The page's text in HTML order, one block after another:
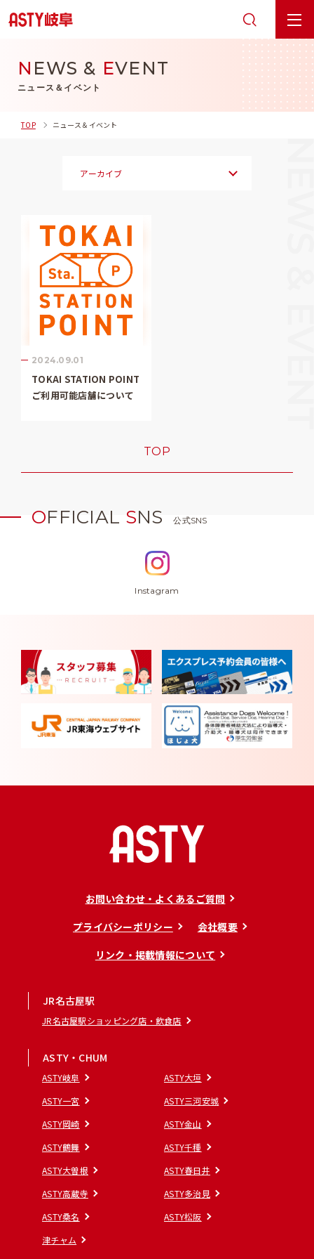
N EWS & EVENT
ニュース＆イベント
TOP ニュース＆イベント
アーカイブ
2024.09.01
TOKAI STATION POINT
ご利用可能店舗について
TOP
OFFICIAL SNS 公式SNS
Instagram
お問い合わせ・よくあるご質問
プライバシーポリシー
会社概要
リンク・掲載情報について
JR名古屋駅
JR名古屋駅ショッピング店・飲食店
ASTY・CHUM
ASTY岐阜
ASTY大垣
ASTY一宮
ASTY三河安城
ASTY岡崎
ASTY金山
ASTY鶴舞
ASTY千種
ASTY大曽根
ASTY春日井
ASTY高蔵寺
ASTY多治見
ASTY桑名
ASTY松阪
津チャム